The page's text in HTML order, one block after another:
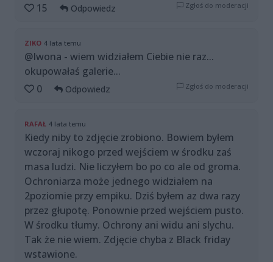
15
Odpowiedz Zgłoś do moderacji
ZIKO 4 lata temu
@Iwona - wiem widziałem Ciebie nie raz...
okupowałaś galerie...
0
Odpowiedz Zgłoś do moderacji
RAFAŁ 4 lata temu
Kiedy niby to zdjęcie zrobiono. Bowiem byłem
wczoraj nikogo przed wejściem w środku zaś
masa ludzi. Nie liczyłem bo po co ale od groma.
Ochroniarza może jednego widziałem na
2poziomie przy empiku. Dziś byłem az dwa razy
przez głupotę. Ponownie przed wejściem pusto.
W środku tłumy. Ochrony ani widu ani slychu.
Tak że nie wiem. Zdjęcie chyba z Black friday
wstawione.